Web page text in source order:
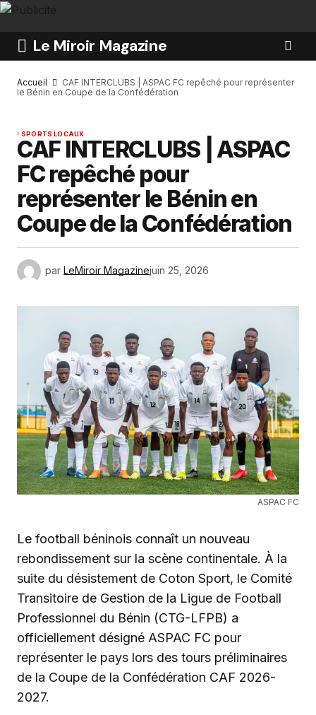
Le Miroir Magazine
Accueil
CAF INTERCLUBS | ASPAC FC repêché pour représenter
le Bénin en Coupe de la Confédération
SPORTS LOCAUX
CAF INTERCLUBS | ASPAC
FC repêché pour
représenter le Bénin en
Coupe de la Confédération
par LeMiroir Magazinejuin 25, 2026
ASPAC FC
Le football béninois connaît un nouveau
rebondissement sur la scène continentale. À la
suite du désistement de Coton Sport, le Comité
Transitoire de Gestion de la Ligue de Football
Professionnel du Bénin (CTG-LFPB) a
officiellement désigné ASPAC FC pour
représenter le pays lors des tours préliminaires
de la Coupe de la Confédération CAF 2026-
2027.